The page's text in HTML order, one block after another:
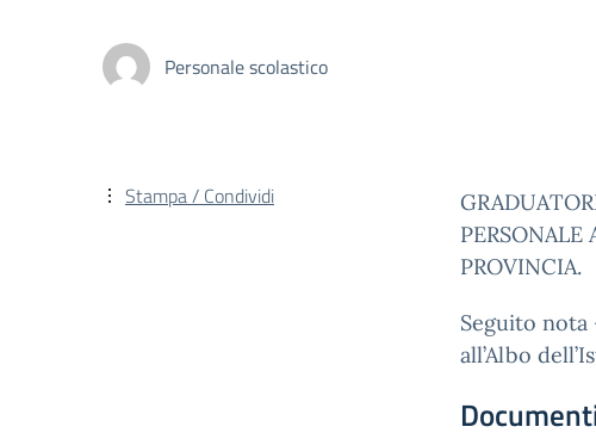
Personale scolastico
PROVINCIA.
Seguito
all’Albo
Stampa / Condividi